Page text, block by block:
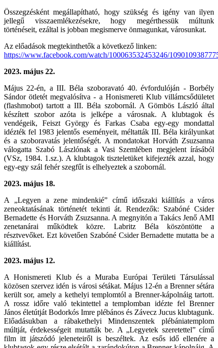
Összegzésként megállapítható, hogy szükség és igény van ilyen
jellegű visszaemlékezésekre, hogy megérthessük múltunk
történéseit, ezáltal is jobban megismerve önmagunkat, városunkat.
Az előadások megtekinthetők a következő linken:
https://www.facebook.com/watch/100063532453246/
2023. május 22.
Május 22-én, a III. Béla szoboravató 40. évfordulóján - Borbély
Sándor ötletét megvalósítva - a Honismereti Klub villámcsődületet
(flashmobot) tartott a III. Béla szobornál. A Gömbös László által
készített szobor azóta is jelképe a városnak. A klubtagok és
vendégeik, Feiszt György és Farkas Csaba egy-egy mondattal
idézték fel 1983 jelentős eseményeit, méltatták III. Béla királyunkat
és a szoboravatás jelentőségét. A mondatokat Horváth Zsuzsanna
válogatta Szabó Lászlónak a Vasi Szemlében megjelent írásából
(VSz, 1984. 1.sz.). A klubtagok tiszteletüket kifejezték azzal, hogy
egy-egy szál fehér szegfűt is elhelyeztek a szobornál.
2023. május 18.
A „Legyen a zene mindenkié” című időszaki kiállítás a város
zeneoktatásának történetét tekinti át. Rendezők: Szabóné Csider
Bernadette és Horváth Zsuzsanna. A megnyitón a Takács Jenő AMI
zenetanárai működtek közre. Labritz Béla köszöntötte a
résztvevőket. Ezt követően Szabóné Csider Bernadette mutatta be a
kiállítást.
2023. május 12.
A Honismereti Klub és a Muraba Európai Területi Társulással
közösen szervez idén is városi sétákat. Május 12-én a Brenner sétára
került sor, amely a kethelyi templomtól a Brenner-kápolnáig tartott.
A rossz időre való tekintettel a templomban idézte fel Brenner
János életútját Bodorkós Imre plébános és Závecz Jucus klubtagunk.
Előadásukban a rábakethelyi Mindenszentek plébániatemplom
múltját, érdekességeit mutatták be. A „Legyetek szeretettel” című
film itt játszódó jeleneteiről is beszéltek. Az esős idő ellenére a